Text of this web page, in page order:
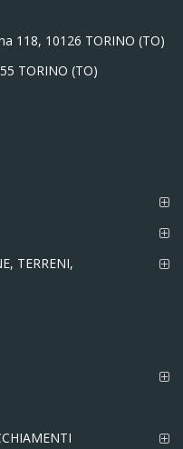
118, 10126 TORINO (TO)
TORINO (TO)
TERRENI,